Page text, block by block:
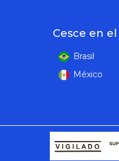
Cesce en
Brasil
México